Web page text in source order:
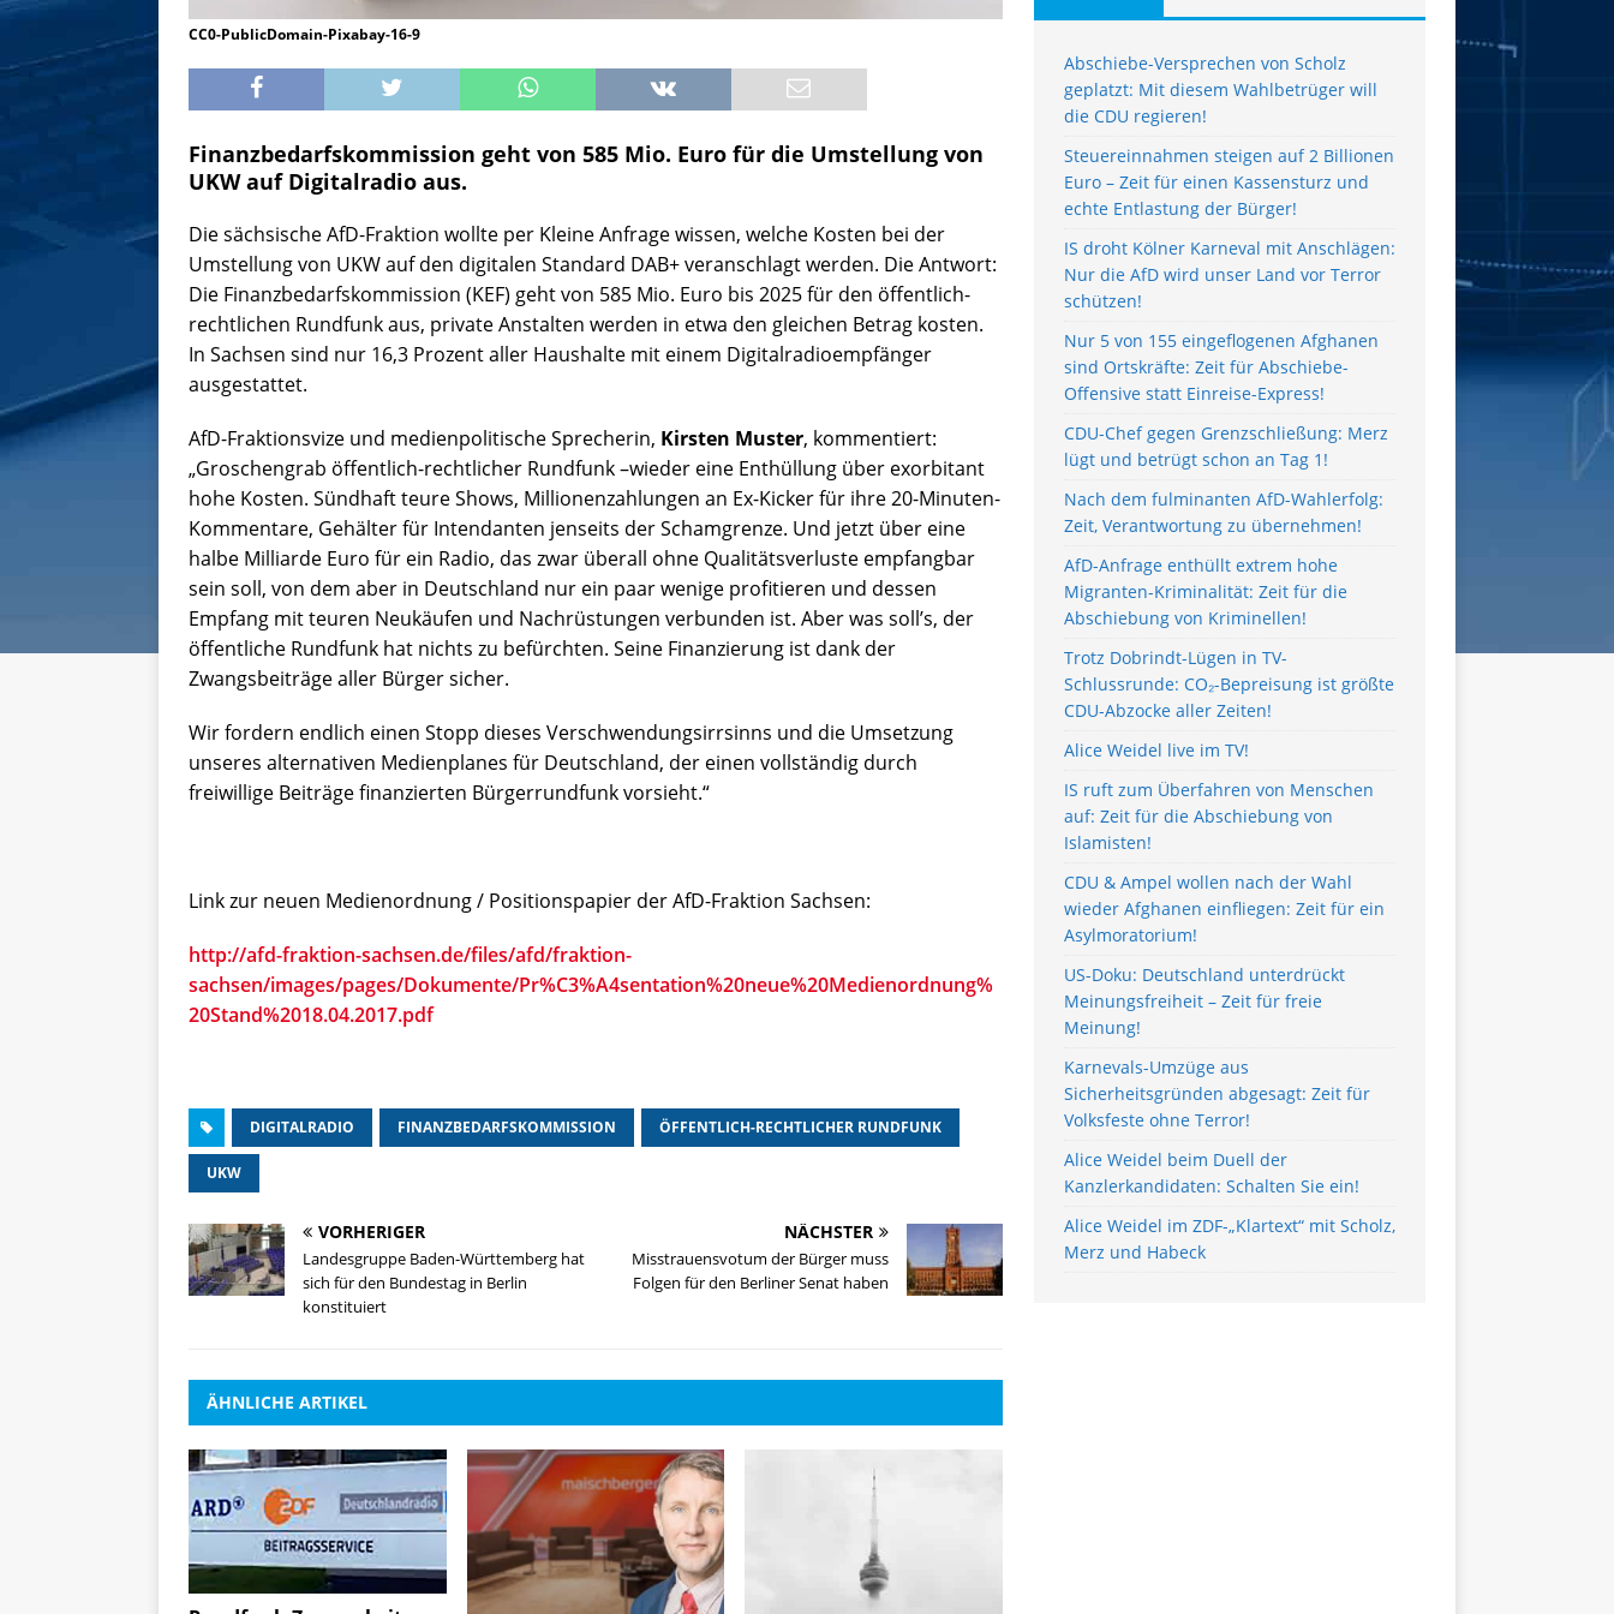
CC0-PublicDomain-Pixabay-16-9
Finanzbedarfskommission geht von 585 Mio. Euro für die Umstellung von
UKW auf Digitalradio aus.
Die sächsische AfD-Fraktion wollte per Kleine Anfrage wissen, welche Kosten bei der
Umstellung von UKW auf den digitalen Standard DAB+ veranschlagt werden. Die Antwort:
Die Finanzbedarfskommission (KEF) geht von 585 Mio. Euro bis 2025 für den öffentlich-
rechtlichen Rundfunk aus, private Anstalten werden in etwa den gleichen Betrag kosten.
In Sachsen sind nur 16,3 Prozent aller Haushalte mit einem Digitalradioempfänger
ausgestattet.
AfD-Fraktionsvize und medienpolitische Sprecherin, Kirsten Muster, kommentiert:
„Groschengrab öffentlich-rechtlicher Rundfunk –wieder eine Enthüllung über exorbitant
hohe Kosten. Sündhaft teure Shows, Millionenzahlungen an Ex-Kicker für ihre 20-Minuten-
Kommentare, Gehälter für Intendanten jenseits der Schamgrenze. Und jetzt über eine
halbe Milliarde Euro für ein Radio, das zwar überall ohne Qualitätsverluste empfangbar
sein soll, von dem aber in Deutschland nur ein paar wenige profitieren und dessen
Empfang mit teuren Neukäufen und Nachrüstungen verbunden ist. Aber was soll’s, der
öffentliche Rundfunk hat nichts zu befürchten. Seine Finanzierung ist dank der
Zwangsbeiträge aller Bürger sicher.
Wir fordern endlich einen Stopp dieses Verschwendungsirrsinns und die Umsetzung
unseres alternativen Medienplanes für Deutschland, der einen vollständig durch
freiwillige Beiträge finanzierten Bürgerrundfunk vorsieht.“
Link zur neuen Medienordnung / Positionspapier der AfD-Fraktion Sachsen:
http://afd-fraktion-sachsen.de/files/afd/fraktion-
sachsen/images/pages/Dokumente/Pr%C3%A4sentation%20neue%20Medienordnung%
20Stand%2018.04.2017.pdf
DIGITALRADIO FINANZBEDARFSKOMMISSION ÖFFENTLICH-RECHTLICHER RUNDFUNK
UKW
VORHERIGER
Landesgruppe Baden-Württemberg hat
sich für den Bundestag in Berlin
konstituiert
NÄCHSTER
Misstrauensvotum der Bürger muss
Folgen für den Berliner Senat haben
ÄHNLICHE ARTIKEL
Abschiebe-Versprechen von Scholz
geplatzt: Mit diesem Wahlbetrüger will
die CDU regieren!
Steuereinnahmen steigen auf 2 Billionen
Euro – Zeit für einen Kassensturz und
echte Entlastung der Bürger!
IS droht Kölner Karneval mit Anschlägen:
Nur die AfD wird unser Land vor Terror
schützen!
Nur 5 von 155 eingeflogenen Afghanen
sind Ortskräfte: Zeit für Abschiebe-
Offensive statt Einreise-Express!
CDU-Chef gegen Grenzschließung: Merz
lügt und betrügt schon an Tag 1!
Nach dem fulminanten AfD-Wahlerfolg:
Zeit, Verantwortung zu übernehmen!
AfD-Anfrage enthüllt extrem hohe
Migranten-Kriminalität: Zeit für die
Abschiebung von Kriminellen!
Trotz Dobrindt-Lügen in TV-
Schlussrunde: CO₂-Bepreisung ist größte
CDU-Abzocke aller Zeiten!
Alice Weidel live im TV!
IS ruft zum Überfahren von Menschen
auf: Zeit für die Abschiebung von
Islamisten!
CDU & Ampel wollen nach der Wahl
wieder Afghanen einfliegen: Zeit für ein
Asylmoratorium!
US-Doku: Deutschland unterdrückt
Meinungsfreiheit – Zeit für freie
Meinung!
Karnevals-Umzüge aus
Sicherheitsgründen abgesagt: Zeit für
Volksfeste ohne Terror!
Alice Weidel beim Duell der
Kanzlerkandidaten: Schalten Sie ein!
Alice Weidel im ZDF-„Klartext“ mit Scholz,
Merz und Habeck